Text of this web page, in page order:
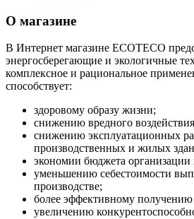
О магазине
В Интернет магазине ECOTECO
энергосберегающие и экологичные
комплексное и рациональное
способствует:
здоровому образу жизни;
снижению вредного
снижению эксплуатационных
производственных и жилых
экономии бюджета организации
уменьшению себестоимости
производстве;
более эффективному
увеличению